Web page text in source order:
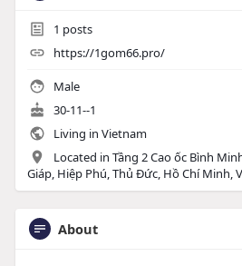
1 posts
https://1gom66.pro/
Male
30-11--1
Living in Vietnam
Located in Tầng 2 Cao ốc Bình
Giáp, Hiệp Phú, Thủ Đức, Hồ Chí Minh,
About